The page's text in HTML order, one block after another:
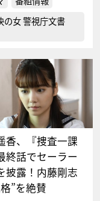
の女 警視庁文書
香、『捜査一課
終話でセーラー
披露！内藤剛志
”を絶賛